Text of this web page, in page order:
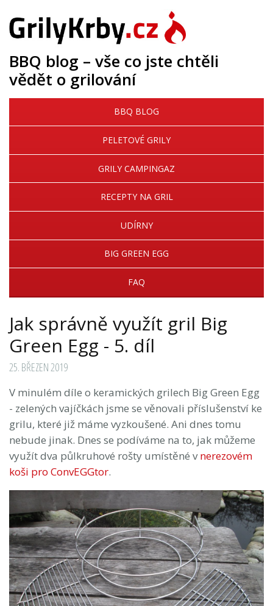
BBQ blog – vše co jste chtěli
vědět o grilování
BBQ BLOG
PELETOVÉ GRILY
GRILY CAMPINGAZ
RECEPTY NA GRIL
UDÍRNY
BIG GREEN EGG
FAQ
Jak správně využít gril Big
Green Egg - 5. díl
25. BŘEZEN 2019
V minulém díle o keramických grilech Big Green Egg
- zelených vajíčkách jsme se věnovali příslušenství ke
grilu, které již máme vyzkoušené. Ani dnes tomu
nebude jinak. Dnes se podíváme na to, jak můžeme
využít dva půlkruhové rošty umístěné vnerezovém
koši pro ConvEGGtor.